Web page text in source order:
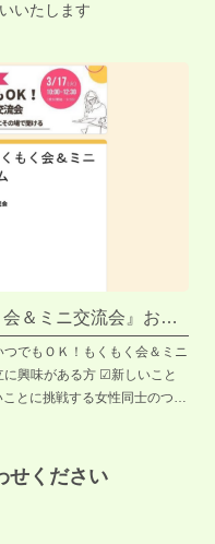
いたします
＆ミニ交流会』お申
でもＯＫ！もくもく会＆ミニ
興味がある方 ☑︎新しいこと
とに挑戦する女性同士のつな
業している方、これから起
所 Community room cha-
せください